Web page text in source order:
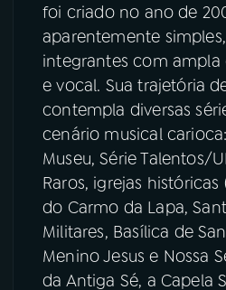
foi criado no ano de
aparentemente
integrantes com ampla
e vocal. Sua trajetória
contempla diversas
cenário musical
Museu, Série Talentos/
Raros, igrejas históricas
do Carmo da Lapa,
Militares, Basílica de
Menino Jesus e Nossa
da Antiga Sé, a Capela